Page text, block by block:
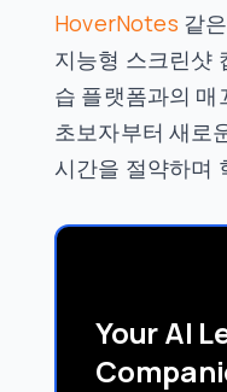
HoverNotes 같
지능형 스크린샷
습 플랫폼과의
초보자부터 새로
시간을 절약하며
Your AI